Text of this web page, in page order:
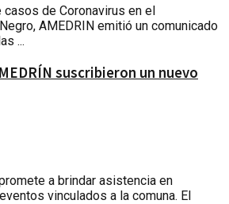
de Coronavirus en el
AMEDRIN emitió un comunicado
...
suscribieron un nuevo
a brindar asistencia en
vinculados a la comuna. El